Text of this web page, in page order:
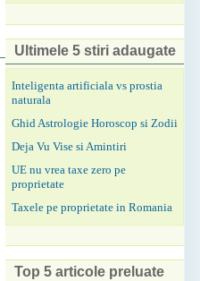
Ultimele 5 stiri adaugate
Inteligenta artificiala vs prostia
naturala
Ghid Astrologie Horoscop si Zodii
Deja Vu Vise si Amintiri
UE nu vrea taxe zero pe
proprietate
Taxele pe proprietate in Romania
Top 5 articole preluate